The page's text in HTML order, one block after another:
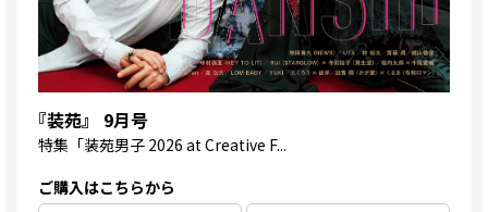
『装苑』 9月号
特集 「装苑男子 2026 at Creative F...
ご購入はこちらから